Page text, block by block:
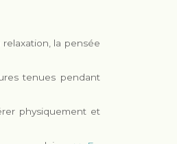
la pensée
tenues pendant
physiquement et